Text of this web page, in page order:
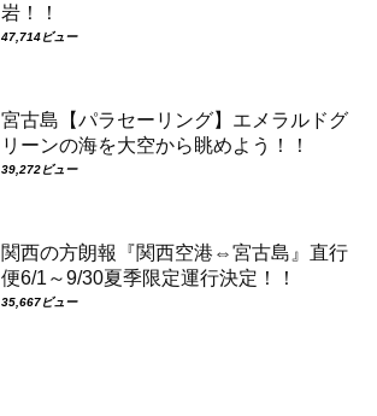
岩！！
47,714ビュー
宮古島【パラセーリング】エメラルドグ
リーンの海を大空から眺めよう！！
39,272ビュー
関西の方朗報『関西空港⇔宮古島』直行
便6/1～9/30夏季限定運行決定！！
35,667ビュー